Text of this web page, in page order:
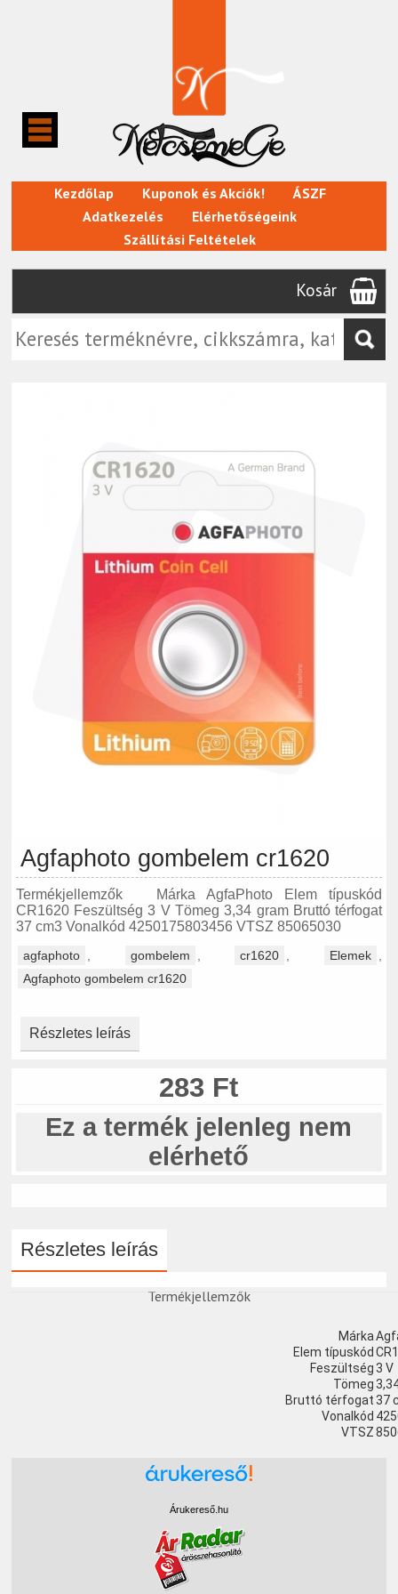
Kezdőlap Kuponok és Akciók!
ÁSZF
Adatkezelés
Elérhetőségeink
Szállítási Feltételek
Kosár
Agfaphoto gombelem cr1620
Termékjellemzők Márka AgfaPhoto Elem típuskód
CR1620 Feszültség 3 V Tömeg 3,34 gram Bruttó térfogat
37 cm3 Vonalkód 4250175803456 VTSZ 85065030
agfaphoto gombelem cr1620 Elemek
Agfaphoto gombelem cr1620
Részletes leírás
283 Ft
Ez a termék jelenleg nem
elérhető
Részletes leírás
Termékjellemzők
Márka
Elem típuskód
Feszültség 3 V
Tömeg
Bruttó térfogat 37
Vonalkód
VTSZ
Árukereső.hu